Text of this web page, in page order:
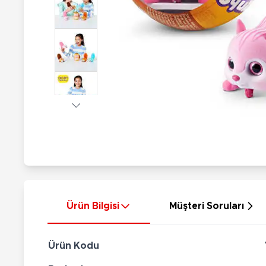
Hayvan Figürler
Çeşitli Figürler
Koleksiyon Figürler
Elektronik Ürünler
Nerf
Silahlar
Ürün Bilgisi Müşteri Soruları
Ürün Kodu